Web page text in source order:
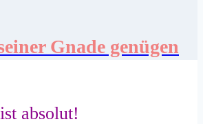
Gnade genügen
absolut!